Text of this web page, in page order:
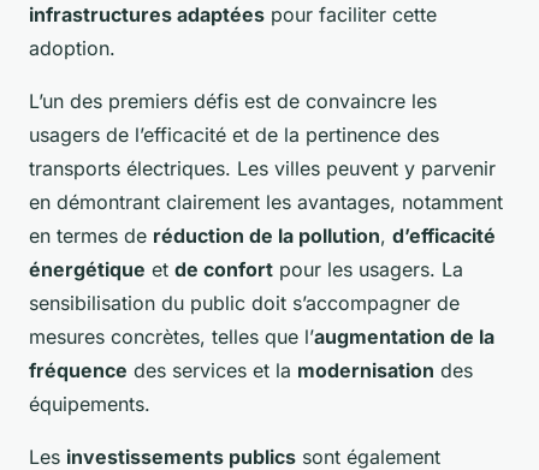
infrastructures adaptées pour faciliter cette
adoption.
L’un des premiers défis est de convaincre les
usagers de l’efficacité et de la pertinence des
transports électriques. Les villes peuvent y parvenir
en démontrant clairement les avantages, notamment
en termes de réduction de la pollution, d’efficacité
énergétique et de confort pour les usagers. La
sensibilisation du public doit s’accompagner de
mesures concrètes, telles que l’augmentation de la
fréquence des services et la modernisation des
équipements.
Les investissements publics sont également